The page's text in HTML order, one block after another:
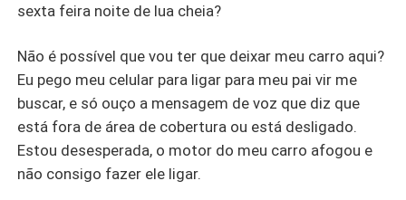
sexta feira noite de lua cheia?
Não é possível que vou ter que deixar meu carro aqui?
Eu pego meu celular para ligar para meu pai vir me
buscar, e só ouço a mensagem de voz que diz que
está fora de área de cobertura ou está desligado.
Estou desesperada, o motor do meu carro afogou e
não consigo fazer ele ligar.